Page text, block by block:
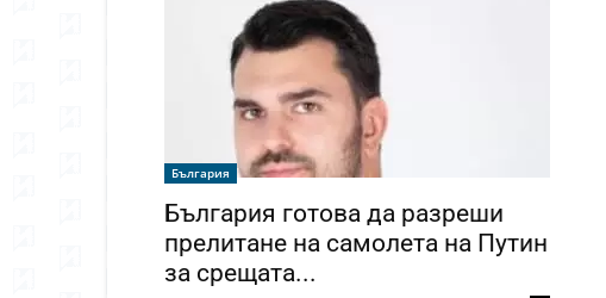
България
България готова да разреши
прелитане на самолета на Путин
за срещата...